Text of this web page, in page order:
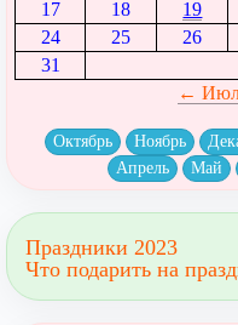
17 18 19
24
25 26
31
←
Октябрь Ноябрь
Апрель
Май
Праздники 2023
Что подарить на